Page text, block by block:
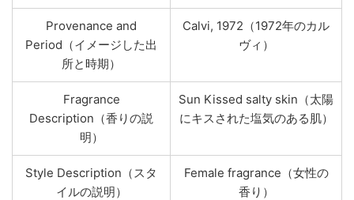
Provenance and
Period（イメージした出
所と時期）
Calvi, 1972（1972年のカル
ヴィ）
Fragrance
Description（香りの説
明）
Sun Kissed salty skin（太陽
にキスされた塩気のある肌）
Style Description（スタ
イルの説明）
Female fragrance（女性の
香り）